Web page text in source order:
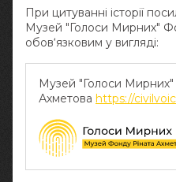
При цитуванні історії
Музей "Голоси Мирних"
обов‘язковим у вигляді:
Музей "Голоси
Ахметова https://